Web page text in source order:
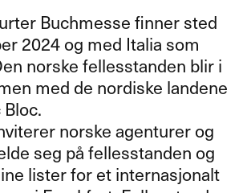
Buchmesse finner sted
2024 og med Italia som
norske fellesstanden blir i
med de nordiske landene
norske agenturer og
seg på fellesstanden og
lister for et internasjonalt